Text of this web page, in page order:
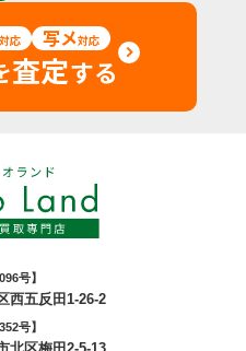
応 写メ対応
査定する
号】
西五反田1-26-2
号】